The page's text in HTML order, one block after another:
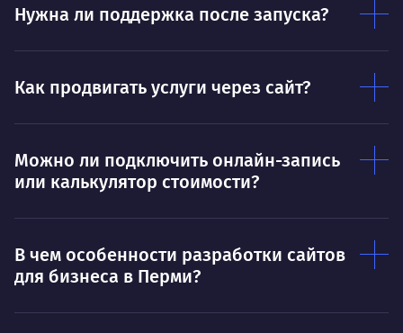
Ты — это то, что ты делаешь. Этим всё
О
Нужна ли поддержка после запуска?
Как продвигать услуги через сайт?
Можно ли подключить онлайн-запись
или калькулятор стоимости?
В чем особенности разработки сайтов
для бизнеса в Перми?